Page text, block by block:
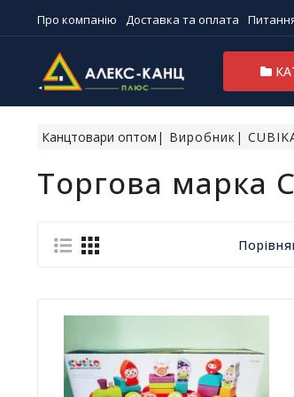
Про компанію Доставка та оплата
Канцтовари оптом Виробник
Торгова марка